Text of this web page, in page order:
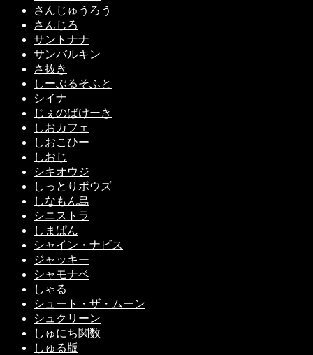
さんじゅうろう
さんじろ
サントナナ
サンバルキン
さ抜き
しーぶるそふと
シイナ
じぇのばけーき
しおカフェ
しおこひー
しおじ
シキオウジ
しっとりボウズ
しなもん島
シニストラ
しまぱん
シャイン・ナビス
ジャッキー
シャモナベ
しゃる
シュート・ザ・ムーン
シュクリーン
しゅにち関数
しゅる版